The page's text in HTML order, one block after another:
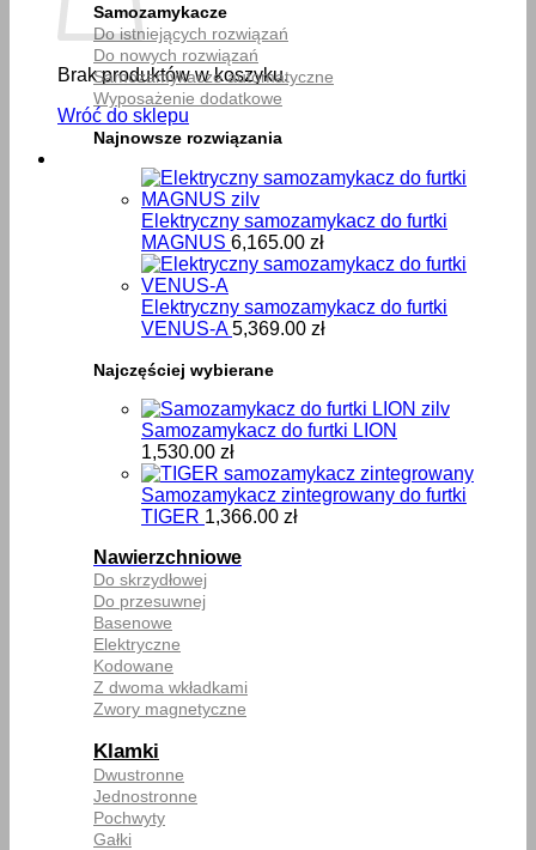
Brak produktów w koszyku.
Wróć do sklepu
Samozamykacze
Do istniejących rozwiązań
Do nowych rozwiązań
Samozamykacze automatyczne
Wyposażenie dodatkowe
Najnowsze rozwiązania
Elektryczny samozamykacz do furtki
MAGNUS 6,165.00 zł
Elektryczny samozamykacz do furtki
VENUS-A 5,369.00 zł
Najczęściej wybierane
Samozamykacz do furtki LION
1,530.00 zł
Samozamykacz zintegrowany do furtki
TIGER 1,366.00 zł
Nawierzchniowe
Do skrzydłowej
Do przesuwnej
Basenowe
Elektryczne
Kodowane
Z dwoma wkładkami
Zwory magnetyczne
Klamki
Dwustronne
Jednostronne
Pochwyty
Gałki